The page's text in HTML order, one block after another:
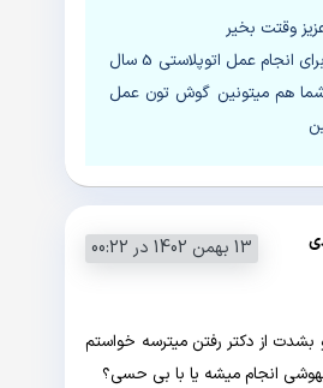
وقتت بخیر
بله سن مناسب برای انجام عمل اتوپلاستی 5 سال
هم میتونین گوش تون عمل
13 بهمن 1402 در 00:22
و بشدت از دکتر رفتن میترسه خواستم
انجام میشه یا با بی حسی؟